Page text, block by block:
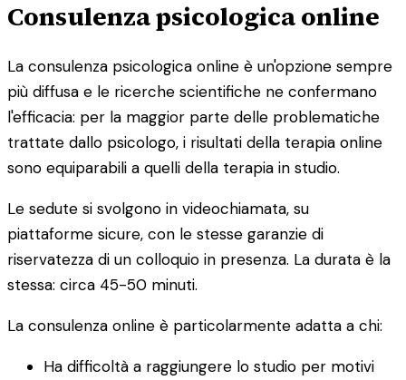
Consulenza psicologica online
La consulenza psicologica online è un'opzione sempre
più diffusa e le ricerche scientifiche ne confermano
l'efficacia: per la maggior parte delle problematiche
trattate dallo psicologo, i risultati della terapia online
sono equiparabili a quelli della terapia in studio.
Le sedute si svolgono in videochiamata, su
piattaforme sicure, con le stesse garanzie di
riservatezza di un colloquio in presenza. La durata è la
stessa: circa 45-50 minuti.
La consulenza online è particolarmente adatta a chi:
Ha difficoltà a raggiungere lo studio per motivi